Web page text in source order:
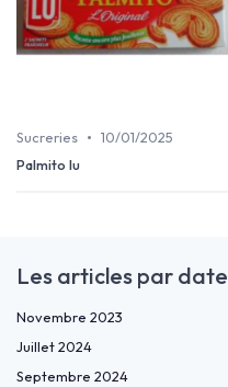
Sucreries • 10/01/2025
Palmito lu
Les articles par date
Novembre 2023
Juillet 2024
Septembre 2024